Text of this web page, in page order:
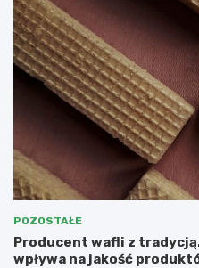
POZOSTAŁE
Producent wafli z
wpływa na jakość